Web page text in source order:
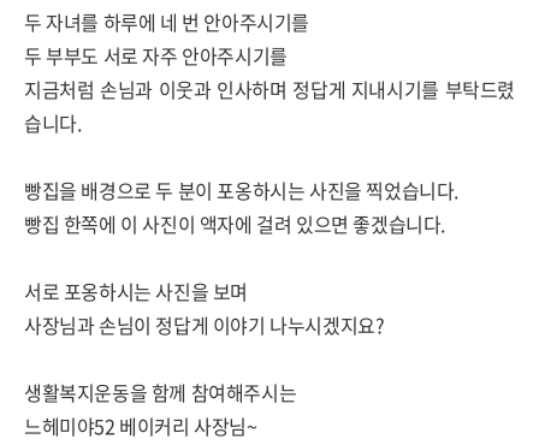
두 자녀를 하루에 네 번 안아주시기를
두 부부도 서로 자주 안아주시기를
지금처럼 손님과 이웃과 인사하며 정답게 지내시기를 부탁드렸
습니다.
빵집을 배경으로 두 분이 포옹하시는 사진을 찍었습니다.
빵집 한쪽에 이 사진이 액자에 걸려 있으면 좋겠습니다.
서로 포옹하시는 사진을 보며
사장님과 손님이 정답게 이야기 나누시겠지요?
생활복지운동을 함께 참여해주시는
느헤미야52 베이커리 사장님~